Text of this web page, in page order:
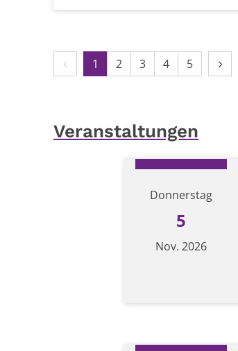
Vorherige Seite
1 2 3 4 5
Veranstaltungen
Donnerstag
5
Nov. 2026